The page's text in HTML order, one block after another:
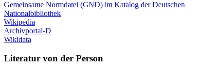
Gemeinsame Normdatei (GND) im Katalog der Deutschen
Nationalbibliothek
Wikipedia
Archivportal-D
Wikidata
Literatur von der Person